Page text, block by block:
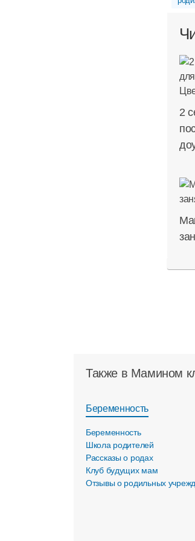
2
Также в Мамином
Беременность
Беременность
Школа родителей
Рассказы о родах
Клуб будущих мам
Отзывы о родильных